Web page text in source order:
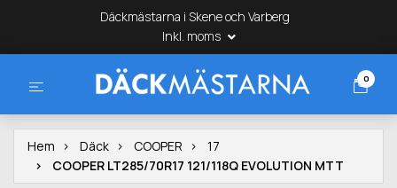
Däckmästarna i Skene och Varberg
Inkl. moms
0
Hem Däck COOPER
17
COOPER LT285/70R17 121/118Q EVOLUTION MTT